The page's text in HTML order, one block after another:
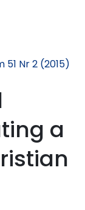
51 Nr 2 (2015)
a